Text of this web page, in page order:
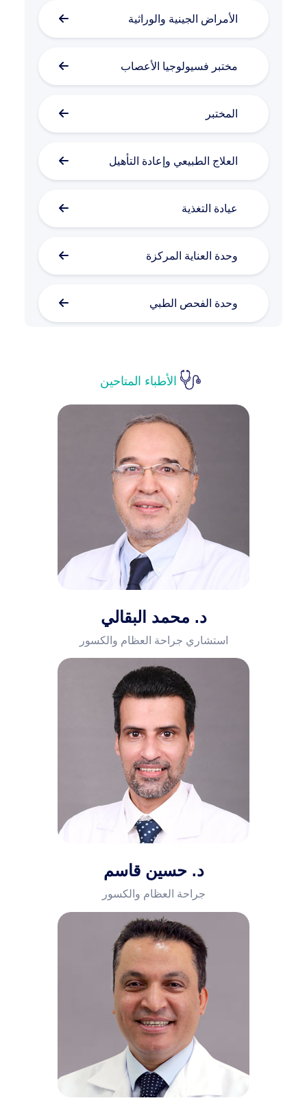
الأمراض الجينية والوراثية
مختبر فسيولوجيا الأعصاب
المختبر
العلاج الطبيعي وإعادة التأهيل
عيادة التغذية
وحدة العناية المركزة
وحدة الفحص الطبي
أمراض الجهاز التنفسي والرئة
أمراض المسالك البولية والتناسلية
والعقم عند الرجال
أمراض الحساسية والمناعة
أمراض الروماتيزم
أمراض وجراحة العظام
قسم الطوارئ
أمراض الأذن والأنف والحنجرة
أمراض القلب وضغط الدم
قسم طب وصحة الفم والأسنان
طب وجراحة الأطفال
أمراض النساء والتوليد والجراحة النسائية
البولية وتأخر الحمل
الأمراض الباطنية، الغدد الصماء،
الأطباء المتاحين
د. محمد البقالي
استشاري جراحة العظام والكسور
د. حسين قاسم
جراحة العظام والكسور